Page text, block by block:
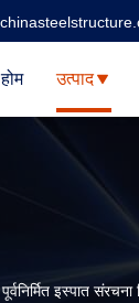
होम उत्पाद
इस्पात संरचना